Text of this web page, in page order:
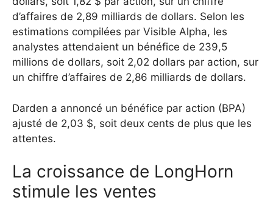
d’affaires de 2,89 milliards de dollars. Selon les
estimations compilées par Visible Alpha, les
analystes attendaient un bénéfice de 239,5
millions de dollars, soit 2,02 dollars par action, sur
un chiffre d’affaires de 2,86 milliards de dollars.
Darden a annoncé un bénéfice par action (BPA)
ajusté de 2,03 $, soit deux cents de plus que les
attentes.
La croissance de LongHorn
stimule les ventes